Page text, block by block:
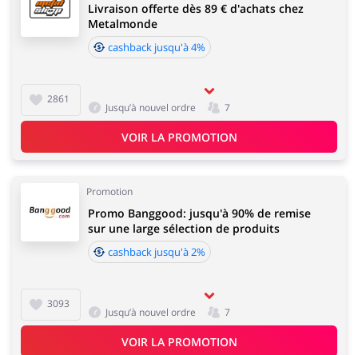
Électronique &
Électroménager
Animaux Chaussures
Services & Voitures Enfants
2861
Livraison offerte dès 89 € d'achats chez
Metalmonde
cashback jusqu'à 4%
Jusqu’à nouvel ordre 7
VOIR LA PROMOTION
Promotion
3093
Promo Banggood: jusqu'à 90% de remise
sur une large sélection de produits
cashback jusqu'à 2%
Jusqu’à nouvel ordre 7
VOIR LA PROMOTION